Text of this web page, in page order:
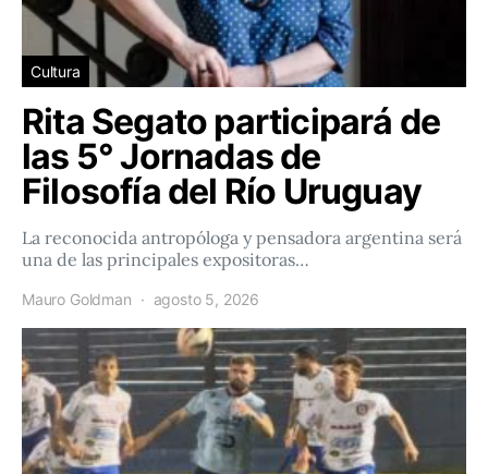
Cultura
Rita Segato participará de
las 5° Jornadas de
Filosofía del Río Uruguay
La reconocida antropóloga y pensadora argentina será
una de las principales expositoras…
Mauro Goldman agosto 5, 2026